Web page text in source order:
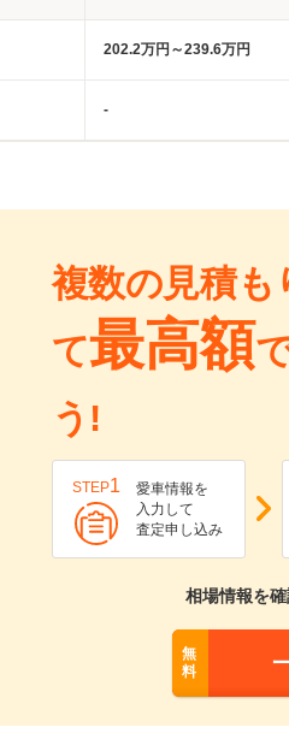
202.2万円～239.6万円
-
複数の見積も
て最高額
う!
STEP1
愛車情報を
入力して
査定申し込み
相場情報を
無
料